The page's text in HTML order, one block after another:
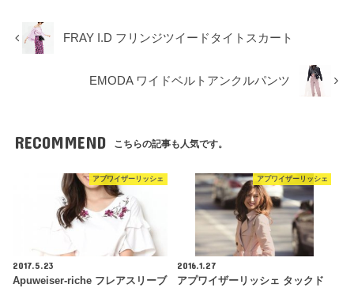
FRAY I.D フリンジツイードタイトスカート
EMODA ワイドベルトアンクルパンツ
RECOMMEND こちらの記事も人気です。
アプワイザーリッシェ
2017.5.23
Apuweiser-riche フレアスリーブ
アプワイザーリッシェ
2016.1.27
アプワイザーリッシェ タックド